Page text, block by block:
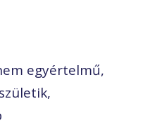
egyértelmű,